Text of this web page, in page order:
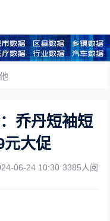
乔丹短袖短
元大促
06-24 10:30 3385人阅